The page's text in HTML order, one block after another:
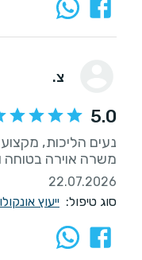
צ.
5.0
נעים הליכות,
משרה אוירה בטוחה
22.07.2026
סוג טיפול: ייעוץ